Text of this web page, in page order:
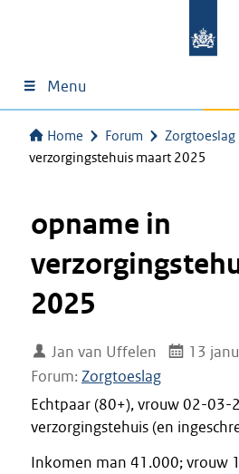
Menu
Home Forum Zorgtoeslag
verzorgingstehuis maart 2025
opname in
2025
Jan van Uffelen
13
Forum: Zorgtoeslag
Echtpaar (80+), vrouw 02-
verzorgingstehuis (en
Inkomen man 41.000; vrouw